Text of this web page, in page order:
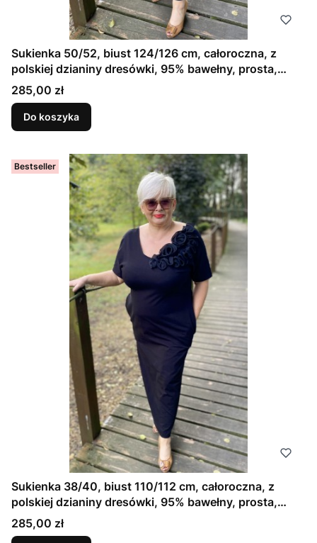
Sukienka 50/52, biust 124/126 cm, całoroczna, z
polskiej dzianiny dresówki, 95% bawełny, prosta,
elegancka, z kieszeniami, uniwersalna, GŁADKA
CZARNA
Cena
285,00 zł
Do koszyka
Bestseller
Sukienka 38/40, biust 110/112 cm, całoroczna, z
polskiej dzianiny dresówki, 95% bawełny, prosta,
elegancka, z kieszeniami, uniwersalna, GŁADKA
CZARNA
Cena
285,00 zł